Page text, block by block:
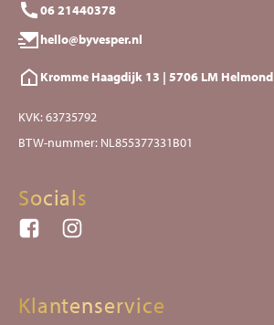
06 21440378
hello@byvesper.nl
Kromme Haagdijk 13 | 5706 LM Helmond
KVK: 63735792
BTW-nummer: NL855377331B01
Socials
Klantenservice